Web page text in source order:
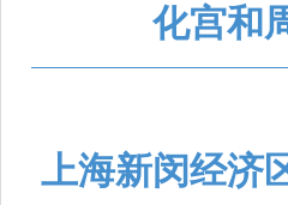
化宫和
上海新闵经济